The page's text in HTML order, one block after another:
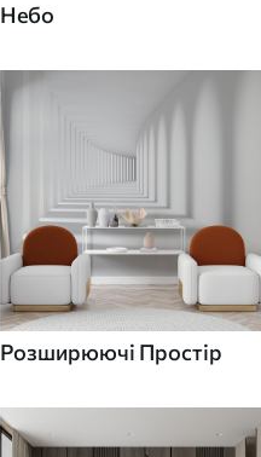
Небо
Розширюючі Простір